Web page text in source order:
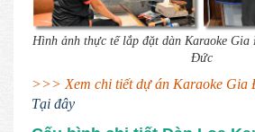
Hình ảnh thực tế lắp đặt dàn Karaoke
Đức
>>> Xem chi tiết dự án Karaoke
Tại đây